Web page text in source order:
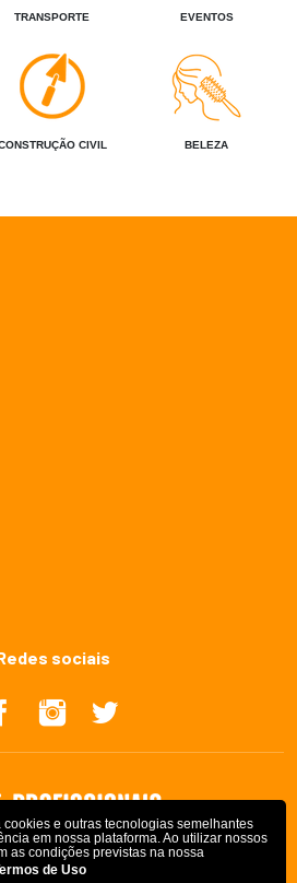
cookies e outras tecnologias semelhantes
em nossa plataforma. Ao utilizar nossos
as condições previstas na nossa
de Uso
TRANSPORTE EVENTOS
CIVIL BELEZA
sociais